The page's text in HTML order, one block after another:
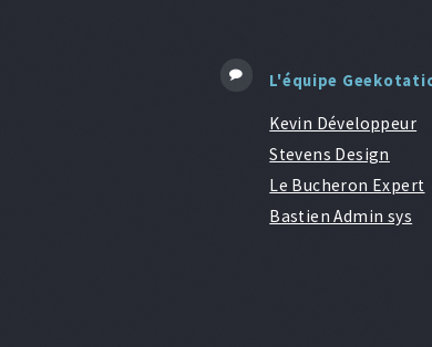
L'équipe
Kevin Développeur
Stevens Design
Le Bucheron Expert
Bastien Admin sys